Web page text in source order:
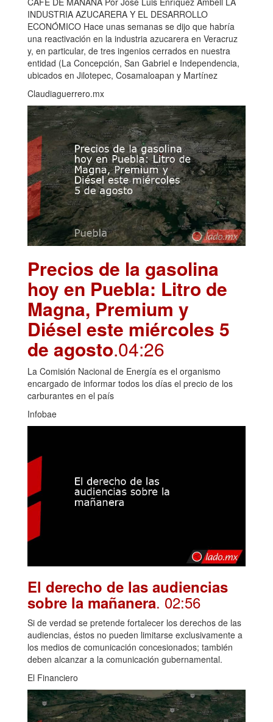
INDUSTRIA AZUCARERA Y EL DESARROLLO
ECONÓMICO Hace unas semanas se dijo que habría
una reactivación en la industria azucarera en Veracruz
y, en particular, de tres ingenios cerrados en nuestra
entidad (La Concepción, San Gabriel e Independencia,
ubicados en Jilotepec, Cosamaloapan y Martínez
Claudiaguerrero.mx
Precios de la gasolina
hoy en Puebla: Litro de
Magna, Premium y
Diésel este miércoles 5
de agosto.04:26
La Comisión Nacional de Energía es el organismo
encargado de informar todos los días el precio de los
carburantes en el país
Infobae
El derecho de las audiencias
sobre la mañanera. 02:56
Si de verdad se pretende fortalecer los derechos de las
audiencias, éstos no pueden limitarse exclusivamente a
los medios de comunicación concesionados; también
deben alcanzar a la comunicación gubernamental.
El Financiero